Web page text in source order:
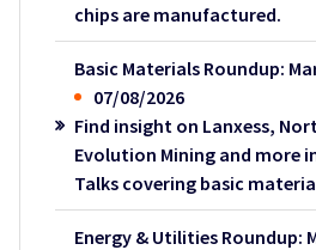
chips are manufactured.
Basic Materials Roundup:
07/08/2026
Find insight on Lanxess,
Evolution Mining and more
Talks covering basic
Energy & Utilities Roundup: